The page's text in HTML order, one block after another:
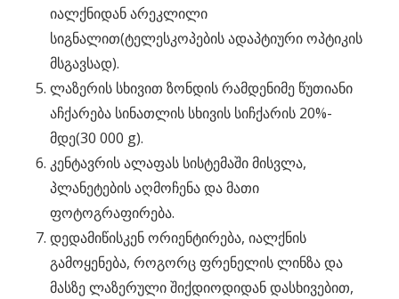
იალქნიდან არეკლილი
სიგნალით(ტელესკოპების ადაპტიური ოპტიკის
მსგავსად).
ლაზერის სხივით ზონდის რამდენიმე წუთიანი
აჩქარება სინათლის სხივის სიჩქარის 20%-
მდე(30 000 g).
კენტავრის ალაფას სისტემაში მისვლა,
პლანეტების აღმოჩენა და მათი
ფოტოგრაფირება.
დედამიწისკენ ორიენტირება, იალქნის
გამოყენება, როგორც ფრენელის ლინზა და
მასზე ლაზერული შიქდიოდიდან დასხივებით,